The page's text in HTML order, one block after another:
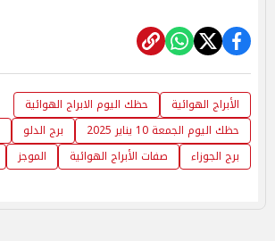
الأبراج الهوائية
حظك اليوم الابراج الهوائية
حظك اليوم الجمعة 10 يناير 2025
برج الدلو
برج الجوزاء
صفات الأبراج الهوائية الموجز